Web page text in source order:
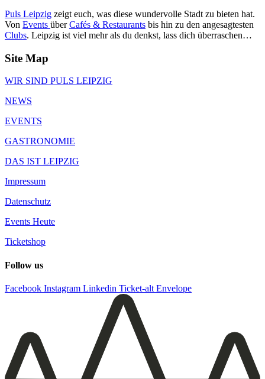
Puls Leipzig zeigt euch, was diese wundervolle Stadt zu bieten hat.
Von Events überCafés & Restaurants bis hin zu den angesagtesten
Clubs. Leipzig ist viel mehr als du denkst, lass dich überraschen…
Site Map
WIR SIND PULS LEIPZIG
NEWS
EVENTS
GASTRONOMIE
DAS IST LEIPZIG
Impressum
Datenschutz
Events Heute
Ticketshop
Follow us
Facebook Instagram Linkedin Ticket-alt Envelope